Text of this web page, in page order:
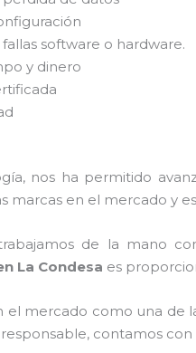
software o hardware.
y dinero
nos ha permitido
marcas en el mercado y
de la mano
La Condesa es
el mercado como una de
contamos